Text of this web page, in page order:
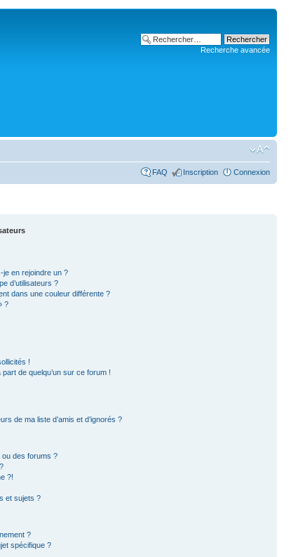
Recherche avancée
FAQ Inscription Connexion
je en rejoindre un ?
d’utilisateurs ?
dans une couleur différente ?
?
!
de quelqu’un sur ce forum !
de ma liste d’amis et d’ignorés ?
des forums ?
?!
et sujets ?
?
spécifique ?